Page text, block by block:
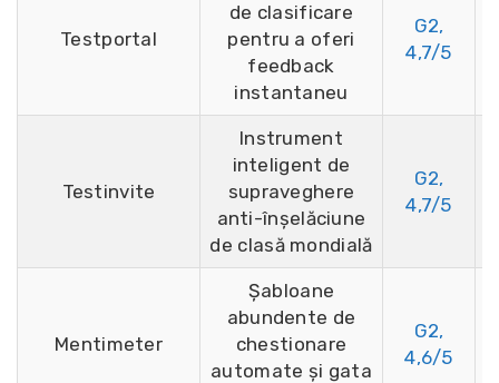
Testportal
de clasificare
pentru a oferi
feedback
instantaneu
G2,
4,7/5
Testinvite
Instrument
inteligent de
supraveghere
anti-înșelăciune
de clasă mondială
G2,
4,7/5
Mentimeter
Șabloane
abundente de
chestionare
automate și gata
G2,
4,6/5